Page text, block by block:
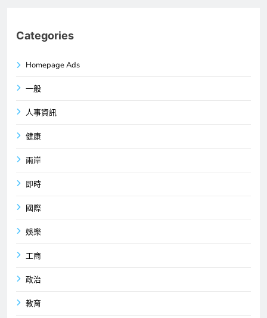
Categories
Homepage Ads
一般
人事資訊
健康
兩岸
即時
國際
娛樂
工商
政治
教育